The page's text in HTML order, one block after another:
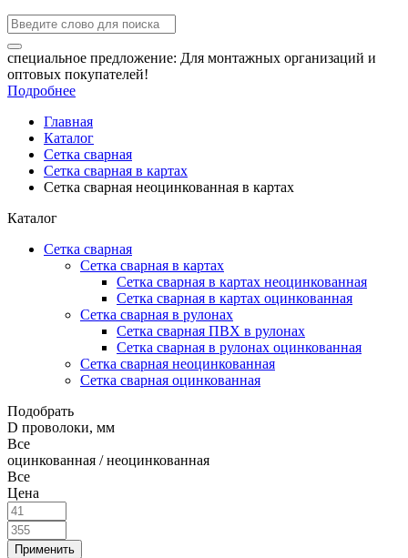
специальное предложение: Для монтажных организаций и
оптовых покупателей!
Подробнее
Главная
Каталог
Сетка сварная
Сетка сварная в картах
Сетка сварная неоцинкованная в картах
Каталог
Сетка сварная
Сетка сварная в картах
Сетка сварная в картах неоцинкованная
Сетка сварная в картах оцинкованная
Сетка сварная в рулонах
Cетка сварная ПВХ в рулонах
Сетка сварная в рулонах оцинкованная
Сетка сварная неоцинкованная
Сетка сварная оцинкованная
Подобрать
D проволоки, мм
Все
оцинкованная / неоцинкованная
Все
Цена